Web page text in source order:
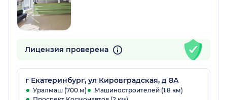
Лицензия проверена
г Екатеринбург, ул Кировградская, д 8А
Уралмаш (700 м)
Машиностроителей (1.8 км)